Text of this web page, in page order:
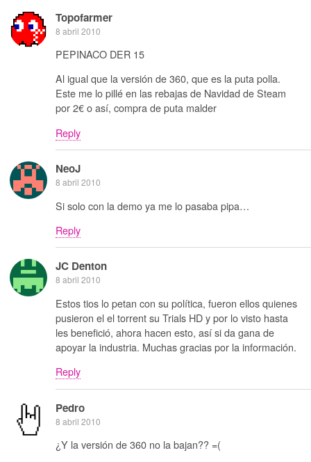
Topofarmer
8 abril 2010
PEPINACO DER 15
Al igual que la versión de 360, que es la puta polla.
Este me lo pillé en las rebajas de Navidad de Steam
por 2€ o así, compra de puta malder
Reply
NeoJ
8 abril 2010
Si solo con la demo ya me lo pasaba pipa…
Reply
JC Denton
8 abril 2010
Estos tios lo petan con su política, fueron ellos quienes
pusieron el el torrent su Trials HD y por lo visto hasta
les benefició, ahora hacen esto, así si da gana de
apoyar la industria. Muchas gracias por la información.
Reply
Pedro
8 abril 2010
¿Y la versión de 360 no la bajan?? =(